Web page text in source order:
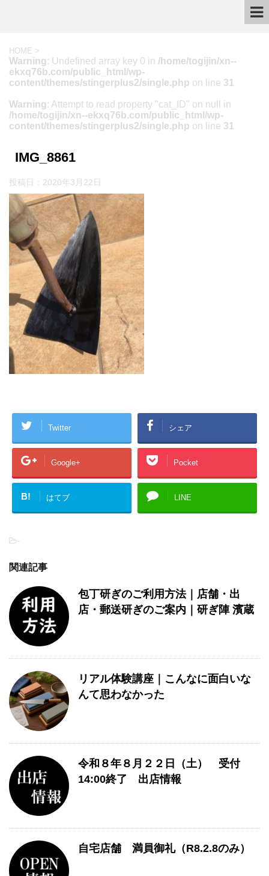
HOME >
Warning: Undefined array key 0 in /home/togijin/xn--
ekxq76b.com/public_html/wp-
content/themes/stingerplus2/single.php on line 31
Warning: Attempt to read property "cat_ID" on null in
/home/togijin/xn--ekxq76b.com/public_html/wp-
content/themes/stingerplus2/single.php on line 31
IMG_8861
投稿日： 2020年3月22日
Twitter シェア
Google+ Pocket
B! はてブ LINE
-
関連記事
包丁研ぎのご利用方法｜店舗・出
店・郵送研ぎのご案内｜研ぎ陣 濱蔵
リアル体験講座｜こんなに面白いな
んて思わなかった
令和８年８月２２日（土） 受付
14:00終了 出店情報
自宅店舗 満員御礼（R8.2.8のみ）